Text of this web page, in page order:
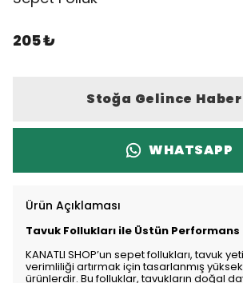
205 ₺
Stoğa Gelince
WHATSAPP
Ürün Açıklaması
Tavuk Follukları ile Üstün Performans
KANATLI SHOP’un sepet follukları, tavuk
verimliliği artırmak için tasarlanmış
ürünlerdir. Bu folluklar, tavukların doğal